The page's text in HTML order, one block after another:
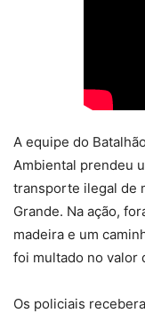
A equipe do
Ambiental prendeu
transporte ilegal de
Grande. Na ação,
madeira e um
foi multado no valor
Os policiais